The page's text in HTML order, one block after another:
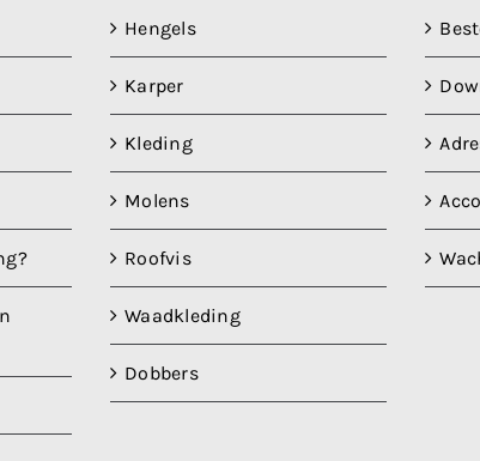
Hengels
Karper
Kleding
Molens
Roofvis
Waadkleding
Dobbers